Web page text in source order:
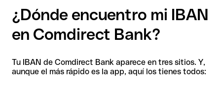
¿Dónde encuentro mi IBAN
en Comdirect Bank?
Tu IBAN de Comdirect Bank aparece en tres sitios. Y,
aunque el más rápido es la app, aquí los tienes todos: